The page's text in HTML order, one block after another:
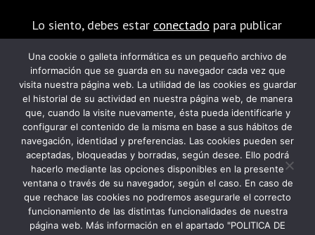
Lo siento, debes estar conectado para publicar
PROGRAMA KIT DIGITAL FINANCIADO POR
LOS FONDOS NEXT GENERATION DEL
MECANISMO DE RECUPERACIÓN Y
RESILIENCIA
Una cookie o galleta informática es un pequeño archivo de
información que se guarda en su navegador cada vez que
visita nuestra página web. La utilidad de las cookies es guardar
el historial de su actividad en nuestra página web, de manera
que, cuando la visite nuevamente, ésta pueda identificarle y
configurar el contenido de la misma en base a sus hábitos de
navegación, identidad y preferencias. Las cookies pueden ser
aceptadas, bloqueadas y borradas, según desee. Ello podrá
hacerlo mediante las opciones disponibles en la presente
ventana o través de su navegador, según el caso. En caso de
que rechace las cookies no podremos asegurarle el correcto
funcionamiento de las distintas funcionalidades de nuestra
página web. Más información en el apartado "POLITICA DE